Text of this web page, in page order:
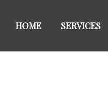
Menu
HOME SERVICES